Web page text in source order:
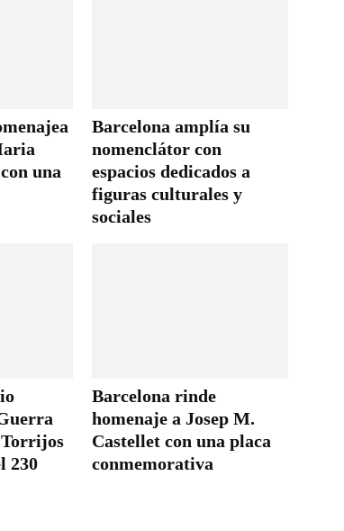
una
Barcelona amplía su
nomenclátor con
espacios dedicados a
figuras culturales y
sociales
230
Barcelona rinde
homenaje a Josep M.
Castellet con una placa
conmemorativa